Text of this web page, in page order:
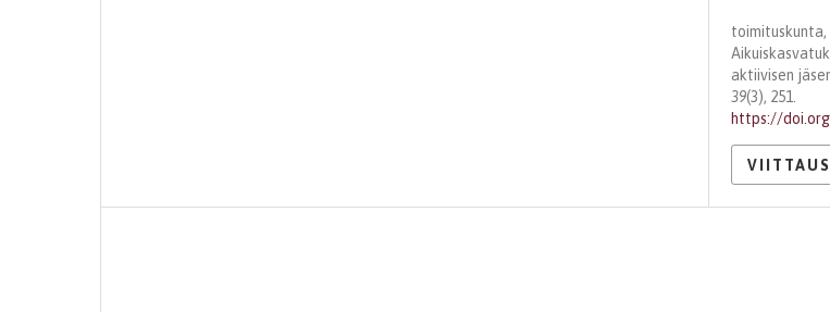
toimituskunta,
aktiivisen
39(3), 251.
https://